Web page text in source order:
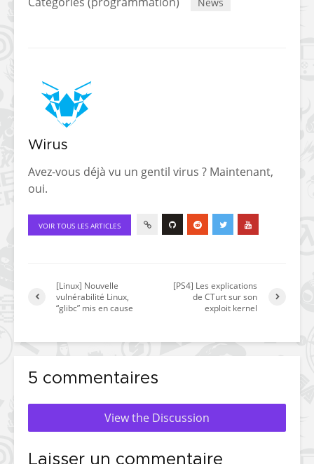
News
Wirus
Avez-vous déjà vu un gentil virus ? Maintenant,
oui.
VOIR TOUS LES ARTICLES
[Linux] Nouvelle
vulnérabilité Linux,
“glibc” mis en cause
[PS4] Les explications
de CTurt sur son
exploit kernel
5 commentaires
View the Discussion
Laisser un commentaire